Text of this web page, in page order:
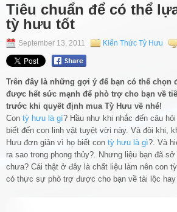
Tiêu chuẩn để có thể
tỳ hưu tốt
September 13, 2011 Kiến Thức Tỳ Hưu
Trên đây là những gợi ý để bạn có thể chọn
được hết sức mạnh để phò trợ cho bạn về
trước khi quyết định mua Tỳ Hưu về nhé!
Con tỳ hưu là gì? Hầu như khi nhắc đến câu
biết đến con linh vật tuyệt vời này. Và đôi khi,
Hưu đơn giản vì họ biết con tỳ hưu là gì?. Và
ra sao trong phong thủy?. Nhưng liệu bạn đã
chưa? Cái thật ở đây là chất liệu làm nên con
có thực sự phò trợ được cho bạn về tài lộc hay